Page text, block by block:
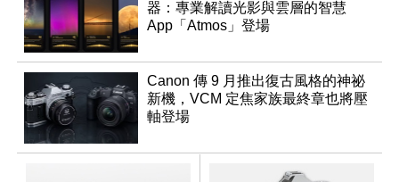
器：專業解讀光影與雲層的智慧
App「Atmos」登場
Canon 傳 9 月推出復古風格的神祕
新機，VCM 定焦家族最終章也將壓
軸登場